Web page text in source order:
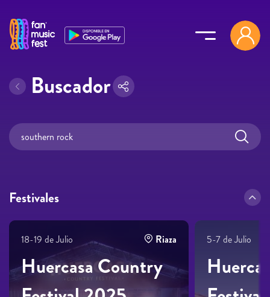
Buscador
Festivales
18-19 de Julio Riaza
Huercasa Country
5-7 de Julio